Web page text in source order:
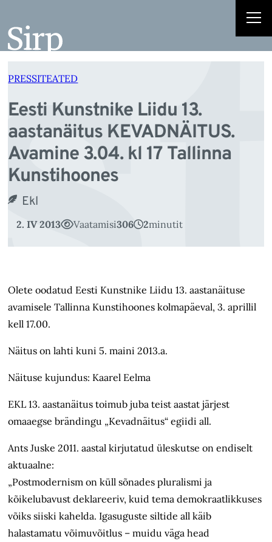
juurde
PRESSITEATED
Eesti Kunstnike Liidu 13.
aastanäitus KEVADNÄITUS.
Avamine 3.04. kl 17 Tallinna
Kunstihoones
Ekl
2. IV 2013 Vaatamisi306 2minutit
Olete oodatud Eesti Kunstnike Liidu 13. aastanäituse
avamisele Tallinna Kunstihoones kolmapäeval, 3. aprillil
kell 17.00.
Näitus on lahti kuni 5. maini 2013.a.
Näituse kujundus: Kaarel Eelma
EKL 13. aastanäitus toimub juba teist aastat järjest
omaaegse brändingu „Kevadnäitus“ egiidi all.
Ants Juske 2011. aastal kirjutatud üleskutse on endiselt
aktuaalne:
„Postmodernism on küll sõnades pluralismi ja
kõikelubavust deklareeriv, kuid tema demokraatlikkuses
võiks siiski kahelda. Igasuguste siltide all käib
halastamatu võimuvõitlus – muidu väga head